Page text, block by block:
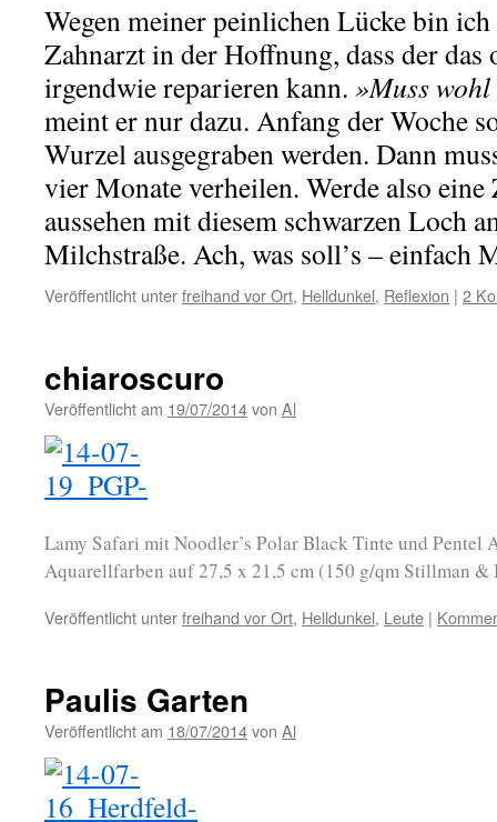
Wegen meiner peinlichen Lücke bin
Zahnarzt in der Hoffnung, dass der
irgendwie reparieren kann. »Muss
meint er nur dazu. Anfang der Woche
Wurzel ausgegraben werden. Dann
vier Monate verheilen. Werde also
aussehen mit diesem schwarzen Loch
Milchstraße. Ach, was soll’s – einfach
Veröffentlicht unterfreihand vor Ort, Helldunkel, Reflexion | 2
chiaroscuro
Veröffentlicht am 19/07/2014von Al
Lamy Safari mit Noodler’s Polar Black Tinte und Pentel
Aquarellfarben auf 27,5 x 21,5 cm (150 g/qm Stillman
Veröffentlicht unterfreihand vor Ort, Helldunkel, Leute |
Paulis Garten
Veröffentlicht am 18/07/2014von Al